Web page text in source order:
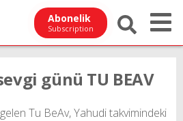
Abonelik
Subscription
günü TU BEAV
gelen Tu BeAv, Yahudi takvimindeki